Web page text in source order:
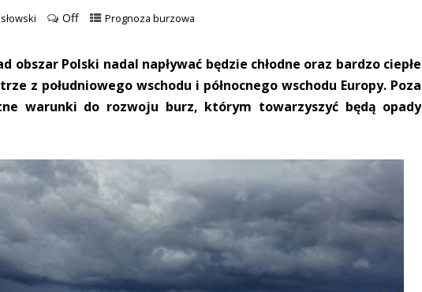
Off Prognoza burzowa
obszar Polski nadal napływać będzie chłodne oraz bardzo ciepłe
z południowego wschodu i północnego wschodu Europy. Poza
warunki do rozwoju burz, którym towarzyszyć będą opady